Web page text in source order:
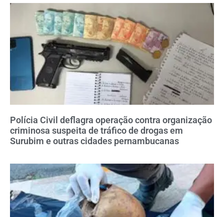
Polícia Civil deflagra operação contra organização
criminosa suspeita de tráfico de drogas em
Surubim e outras cidades pernambucanas